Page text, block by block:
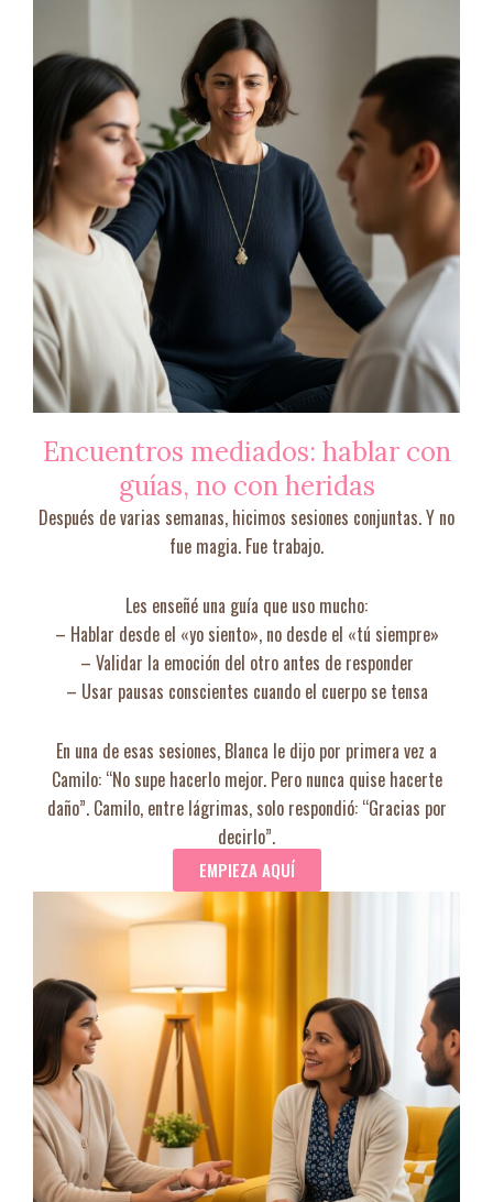
Encuentros mediados: hablar con
guías, no con heridas
Después de varias semanas, hicimos sesiones conjuntas. Y no
fue magia. Fue trabajo.
Les enseñé una guía que uso mucho:
– Hablar desde el «yo siento», no desde el «tú siempre»
– Validar la emoción del otro antes de responder
– Usar pausas conscientes cuando el cuerpo se tensa
En una de esas sesiones, Blanca le dijo por primera vez a
Camilo: “No supe hacerlo mejor. Pero nunca quise hacerte
daño”. Camilo, entre lágrimas, solo respondió: “Gracias por
decirlo”.
EMPIEZA AQUÍ